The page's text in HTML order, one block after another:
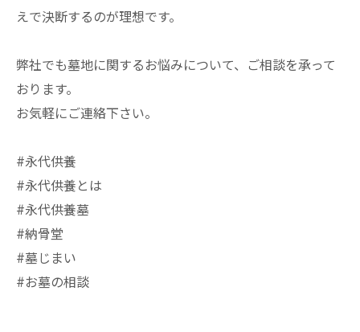
えで決断するのが理想です。
弊社でも墓地に関するお悩みについて、ご相談を承って
おります。
お気軽にご連絡下さい。
#永代供養
#永代供養とは
#永代供養墓
#納骨堂
#墓じまい
#お墓の相談